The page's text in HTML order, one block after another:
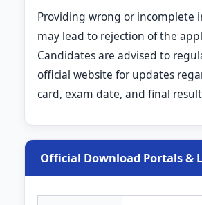
Providing wrong or incomplete
may lead to rejection of the
Candidates are advised to
official website for updates
card, exam date, and final
Official Download Portals &